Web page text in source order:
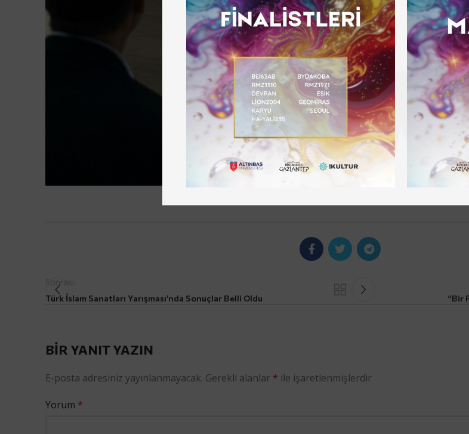
Sonraki
Türk İslam Sanatları Yarışması’nda Sonuçlar Belli Oldu “Bir
BIR YANIT YAZIN
E-posta adresiniz yayınlanmayacak. Gerekli alanlar * ile işaretlenmişlerdir
Yorum *